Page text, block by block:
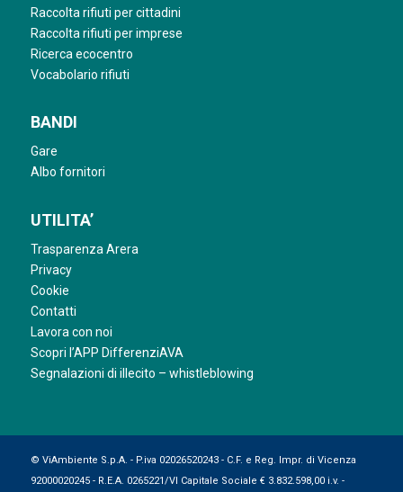
Raccolta rifiuti per cittadini
Raccolta rifiuti per imprese
Ricerca ecocentro
Vocabolario rifiuti
BANDI
Gare
Albo fornitori
UTILITA’
Trasparenza Arera
Privacy
Cookie
Contatti
Lavora con noi
Scopri l’APP DifferenziAVA
Segnalazioni di illecito – whistleblowing
© ViAmbiente S.p.A. - P.iva 02026520243 - C.F. e Reg. Impr. di Vicenza
92000020245 - R.E.A. 0265221/VI Capitale Sociale € 3.832.598,00 i.v. -